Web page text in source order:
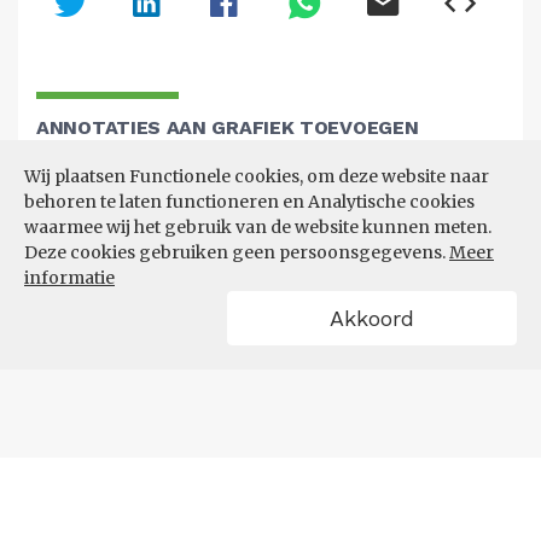
Wij plaatsen Functionele cookies, om deze website naar
behoren te laten functioneren en Analytische cookies
waarmee wij het gebruik van de website kunnen meten.
Deze cookies gebruiken geen persoonsgegevens.Meer
informatie
Akkoord
ANNOTATIES AAN GRAFIEK TOEVOEGEN
Voeg opmerkingen toe